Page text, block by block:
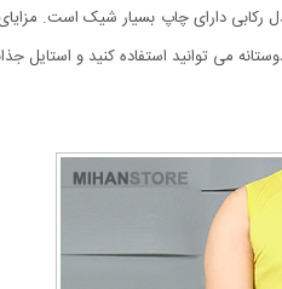
توانید استفاده کنید و استایل جذابی